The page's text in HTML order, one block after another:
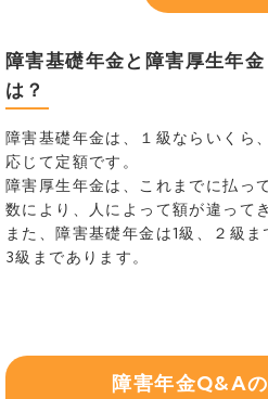
障害基礎年金と障害厚生年
は？
障害基礎年金は、１級ならいくら
応じて定額です。
障害厚生年金は、これまでに払っ
数により、人によって額が違って
また、障害基礎年金は1級、２級
3級まであります。
障害年金Q&A